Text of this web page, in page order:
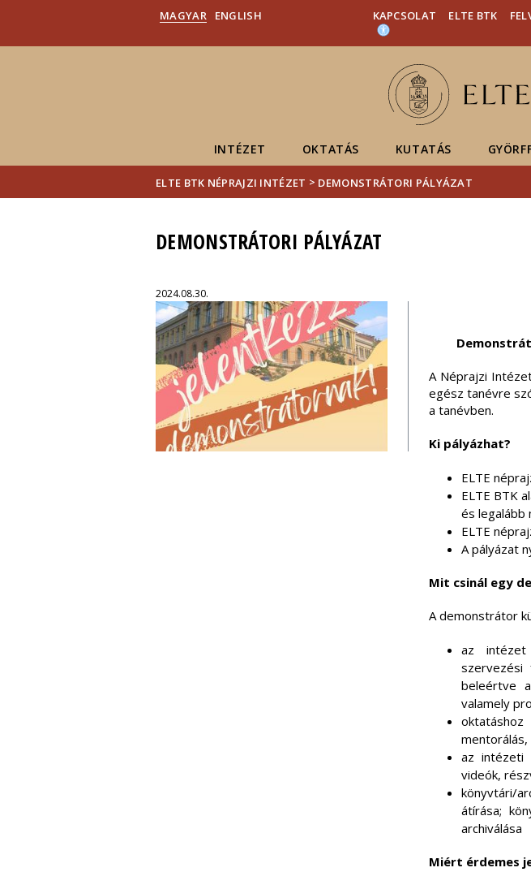
MAGYAR ENGLISH KAPCSOLAT ELTE BTK
INTÉZET OKTATÁS KUTATÁS
ELTE BTK NÉPRAJZI INTÉZET > DEMONSTRÁTORI PÁLYÁZAT
DEMONSTRÁTORI PÁLYÁZAT
2024.08.30.
A Néprajzi
egész tanévre
a tanévben.
Ki pályázhat?
ELTE
ELTE BTK
és legalább
ELTE
A pályázat
Mit csinál egy
A demonstrátor
az intézet
szervezési
beleértve
valamely
az intézeti
videók,
könyvtári/
átírása;
archiválása
Miért érdemes